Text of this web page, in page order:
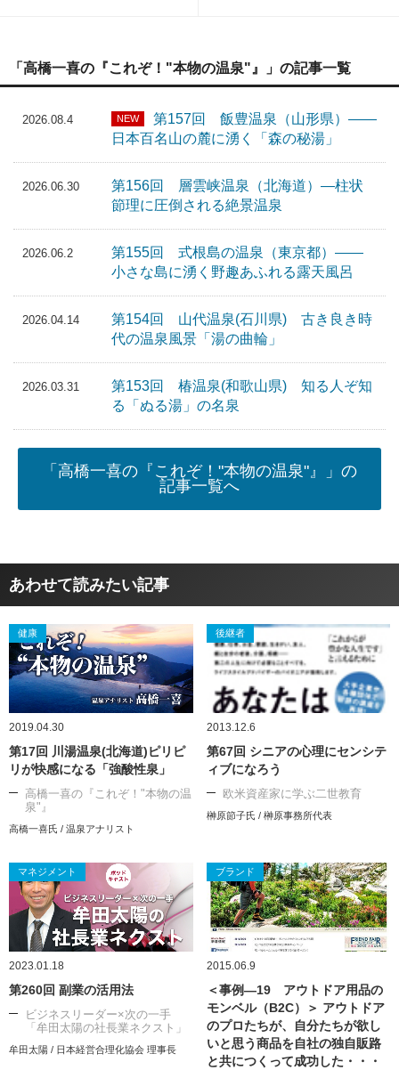
「高橋一喜の『これぞ！"本物の温泉"』」の記事一覧
2026.08.4 NEW
第157回 飯豊温泉（山形県）――
日本百名山の麓に湧く「森の秘湯」
2026.06.30
第156回 層雲峡温泉（北海道）―柱状
節理に圧倒される絶景温泉
2026.06.2
第155回 式根島の温泉（東京都）――
小さな島に湧く野趣あふれる露天風呂
2026.04.14
第154回 山代温泉(石川県) 古き良き時
代の温泉風景「湯の曲輪」
2026.03.31
第153回 椿温泉(和歌山県) 知る人ぞ知
る「ぬる湯」の名泉
「高橋一喜の『これぞ！"本物の温泉"』」の
記事一覧へ
あわせて読みたい記事
健康
2019.04.30
第17回 川湯温泉(北海道)ピリピ
リが快感になる「強酸性泉」
高橋一喜の『これぞ！"本物の温
泉"』
高橋一喜氏 / 温泉アナリスト
後継者
2013.12.6
第67回 シニアの心理にセンシテ
ィブになろう
欧米資産家に学ぶ二世教育
榊原節子氏 / 榊原事務所代表
マネジメント
2023.01.18
第260回 副業の活用法
ビジネスリーダー×次の一手
「牟田太陽の社長業ネクスト」
牟田太陽 / 日本経営合理化協会 理事長
ブランド
2015.06.9
＜事例―19 アウトドア用品の
モンベル（B2C）＞ アウトドア
のプロたちが、自分たちが欲し
いと思う商品を自社の独自販路
と共につくって成功した・・・